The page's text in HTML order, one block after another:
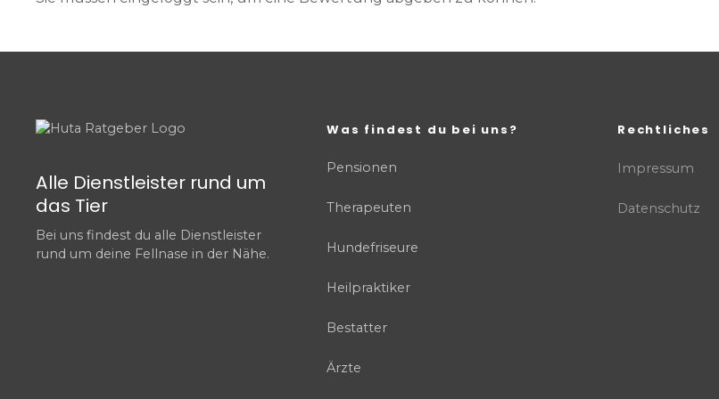
Alle Dienstleister rund um
das Tier
Bei uns findest du alle Dienstleister
rund um deine Fellnase in der Nähe.
Was findest du bei uns?
Pensionen
Therapeuten
Hundefriseure
Heilpraktiker
Bestatter
Ärzte
Rechtliches
Impressum
Datenschutz